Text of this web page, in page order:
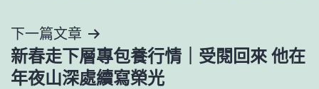
覽
下一篇文章
新春走下層專包養行情｜受閱回來 他在
年夜山深處續寫榮光